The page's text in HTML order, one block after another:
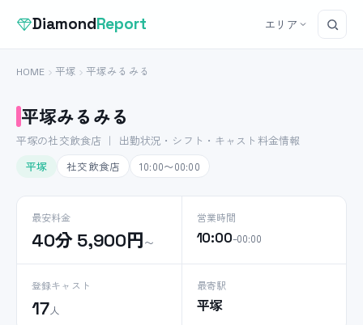
DiamondReport エリア
HOME 平塚 平塚みるみる
平塚みるみる
平塚の社交飲食店 ｜ 出勤状況・シフト・キャスト料金情報
平塚
社交飲食店 10:00〜00:00
最安料金
40分 5,900円〜
営業時間
10:00–00:00
登録キャスト
17人
最寄駅
平塚